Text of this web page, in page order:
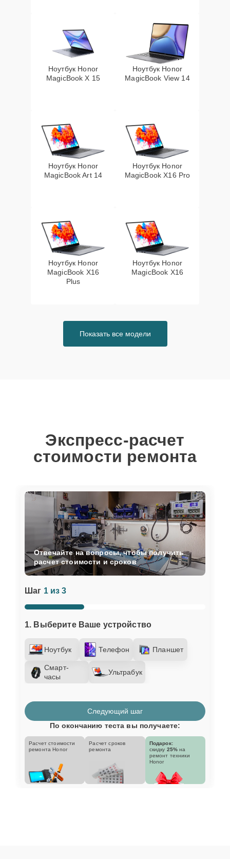
Ноутбук Honor
MagicBook X 15
Ноутбук Honor
MagicBook View 14
Ноутбук Honor
MagicBook Art 14
Ноутбук Honor
MagicBook X16 Pro
Ноутбук Honor
MagicBook X16
Plus
Ноутбук Honor
MagicBook X16
Показать все модели
Экспресс-расчет
стоимости ремонта
Шаг 1 из 3
1. Выберите Ваше устройство
Ноутбук Телефон Планшет
Смарт-
часы
Ультрабук
Отвечайте на вопросы, чтобы получить
расчет стоимости и сроков
Следующий шаг
По окончанию теста вы получаете:
Расчет стоимости
ремонта Honor
Расчет сроков
ремонта
Подарок:
скидку 25% на
ремонт техники
Honor